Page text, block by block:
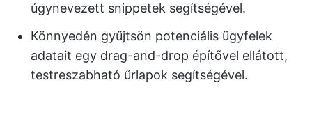
úgynevezett snippetek segítségével.
Könnyedén gyűjtsön potenciális ügyfelek
adatait egy drag-and-drop építővel ellátott,
testreszabható űrlapok segítségével.